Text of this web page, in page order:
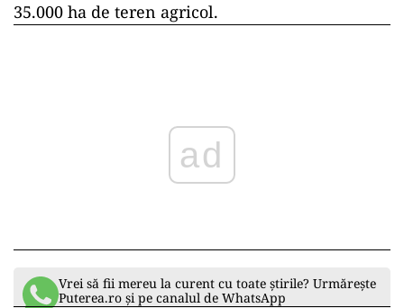
35.000 ha de teren agricol.
ad
Vrei să fii mereu la curent cu toate știrile? Urmărește
Puterea.ro și pe canalul de WhatsApp